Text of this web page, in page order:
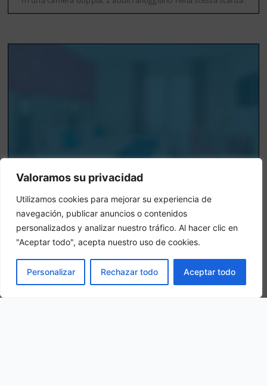
Valoramos su privacidad
Utilizamos cookies para mejorar su experiencia de
navegación, publicar anuncios o contenidos
personalizados y analizar nuestro tráfico. Al hacer clic en
"Aceptar todo", acepta nuestro uso de cookies.
Personalizar Rechazar todo Aceptar todo
Camera tripla
In una camera tripla, 3 adulti alloggiano nella stessa stanza
PRENOTA